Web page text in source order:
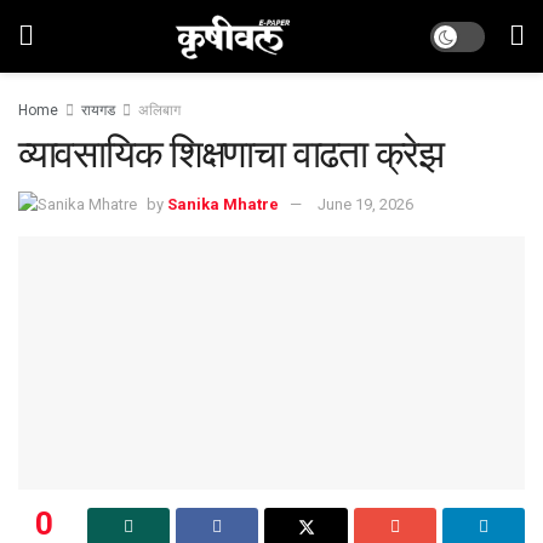
Home रायगड अलिबाग
व्यावसायिक शिक्षणाचा वाढता क्रेझ
by Sanika Mhatre June 19, 2026
0